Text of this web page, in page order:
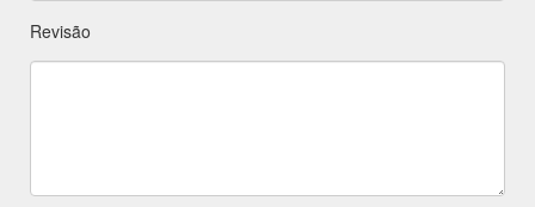
Revisão